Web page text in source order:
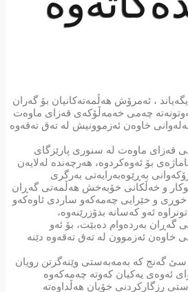
، ئەمرۆش ھەڵمەتەکانیان بۆ گەران
چەمی خەمەڵۆکەی قەزای ماوەت
خاوەن ئەزموونیش لە تەق تەقەوە
قەزای ماوەت لە سنوری پارێزگای
بۆ ئەوەکردوە، ھەرچەندە لەلایەن
بەڕێوەبەرایەتی بەرگری
و خەڵکانی خۆبەخش ھەڵمەتی گەڕان
خوڕی و خێرایی چەمەکەو ساردی ئاوەکەو
ئەو کەسانە بدۆزرێنەوە،
گەڕان بەردەوام دەبێت، بۆ ئەو
خاوەن ئەزموون لە تەق تەقەوە دێنە
رۆژی 21ی ئازار/3، سێ گەنج کە بەمەبەستی وێنەگرتن رویان
ئەوەی یەکیان کەوتە چەمەکەوە
رزگارکردنی خۆیان هەڵداوەتە